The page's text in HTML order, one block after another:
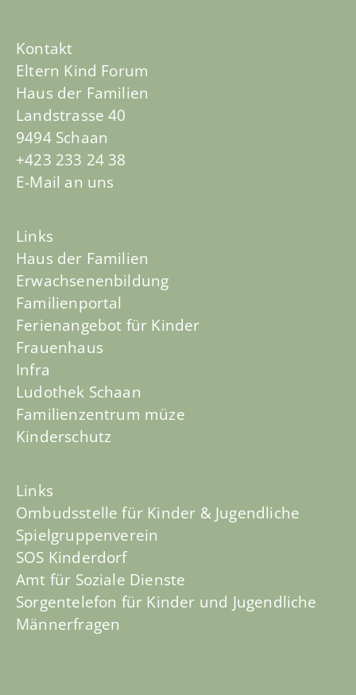
Kontakt
Eltern Kind Forum
Haus der Familien
Landstrasse 40
9494 Schaan
+423 233 24 38
E-Mail an uns
Links
Haus der Familien
Erwachsenenbildung
Familienportal
Ferienangebot für Kinder
Frauenhaus
Infra
Ludothek Schaan
Familienzentrum müze
Kinderschutz
Links
Ombudsstelle für Kinder & Jugendliche
Spielgruppenverein
SOS Kinderdorf
Amt für Soziale Dienste
Sorgentelefon für Kinder und Jugendliche
Männerfragen